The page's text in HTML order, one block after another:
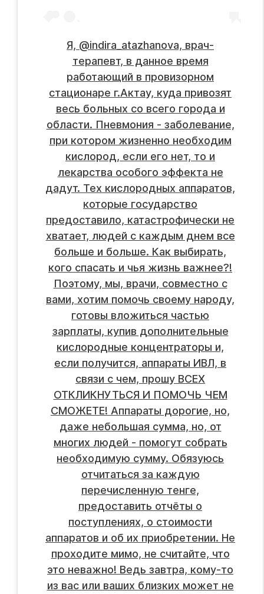
Я, @indira_atazhanova, врач-
терапевт, в данное время
работающий в провизорном
стационаре г.Актау, куда привозят
весь больных со всего города и
области. Пневмония - заболевание,
при котором жизненно необходим
кислород, если его нет, то и
лекарства особого эффекта не
дадут. Тех кислородных аппаратов,
которые государство
предоставило, катастрофически не
хватает, людей с каждым днем все
больше и больше. Как выбирать,
кого спасать и чья жизнь важнее?!
Поэтому, мы, врачи, совместно с
вами, хотим помочь своему народу,
готовы вложиться частью
зарплаты, купив дополнительные
кислородные концентраторы и,
если получится, аппараты ИВЛ, в
связи с чем, прошу ВСЕХ
ОТКЛИКНУТЬСЯ И ПОМОЧЬ ЧЕМ
СМОЖЕТЕ! Аппараты дорогие, но,
даже небольшая сумма, но, от
многих людей - помогут собрать
необходимую сумму. Обязуюсь
отчитаться за каждую
перечисленную тенге,
предоставить отчёты о
поступлениях, о стоимости
аппаратов и об их приобретении. Не
проходите мимо, не считайте, что
это неважно! Ведь завтра, кому-то
из вас или ваших близких может не